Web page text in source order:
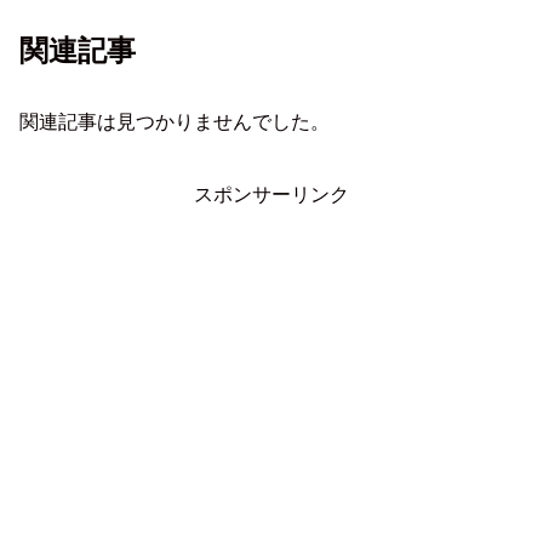
関連記事
関連記事は見つかりませんでした。
スポンサーリンク